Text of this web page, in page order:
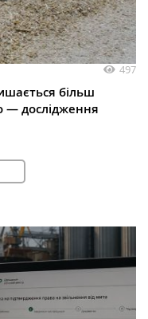
497
більш
— дослідження